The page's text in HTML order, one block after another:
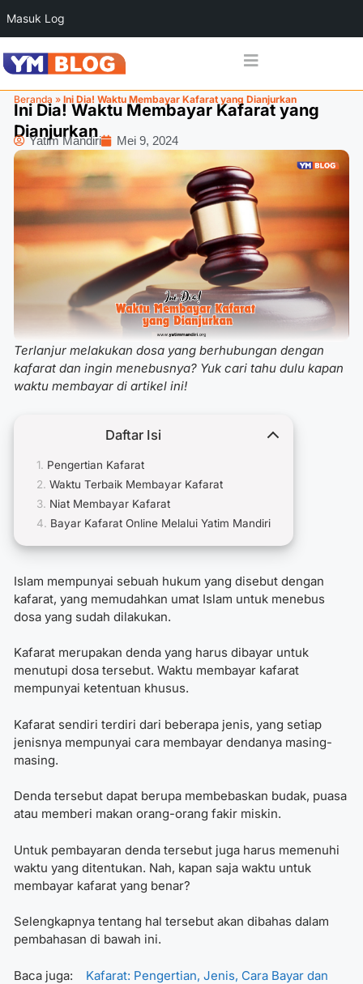
Masuk Log
Beranda » Ini Dia! Waktu Membayar Kafarat yang Dianjurkan
Ini Dia! Waktu Membayar Kafarat yang
Dianjurkan
Yatim Mandiri Mei 9, 2024
Terlanjur melakukan dosa yang berhubungan dengan
kafarat dan ingin menebusnya? Yuk cari tahu dulu kapan
waktu membayar di artikel ini!
Daftar Isi
Pengertian Kafarat
Waktu Terbaik Membayar Kafarat
Niat Membayar Kafarat
Bayar Kafarat Online Melalui Yatim Mandiri
Islam mempunyai sebuah hukum yang disebut dengan
kafarat, yang memudahkan umat Islam untuk menebus
dosa yang sudah dilakukan.
Kafarat merupakan denda yang harus dibayar untuk
menutupi dosa tersebut. Waktu membayar kafarat
mempunyai ketentuan khusus.
Kafarat sendiri terdiri dari beberapa jenis, yang setiap
jenisnya mempunyai cara membayar dendanya masing-
masing.
Denda tersebut dapat berupa membebaskan budak, puasa
atau memberi makan orang-orang fakir miskin.
Untuk pembayaran denda tersebut juga harus memenuhi
waktu yang ditentukan. Nah, kapan saja waktu untuk
membayar kafarat yang benar?
Selengkapnya tentang hal tersebut akan dibahas dalam
pembahasan di bawah ini.
Baca juga: Kafarat: Pengertian, Jenis, Cara Bayar dan